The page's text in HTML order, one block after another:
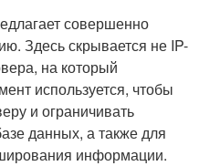
совершенно
Здесь скрывается не IP-
на который
используется, чтобы
и ограничивать
данных, а также для
информации.